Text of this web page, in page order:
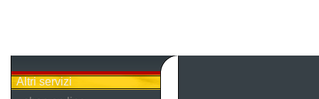
Altri servizi